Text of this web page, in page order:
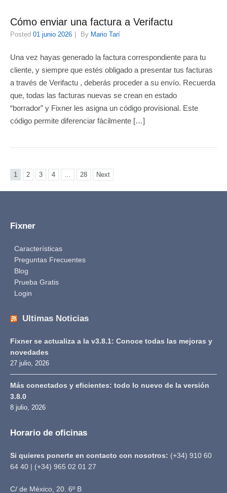
Cómo enviar una factura a Verifactu
Posted 01 junio 2026 By Mario Tarí
Una vez hayas generado la factura correspondiente para tu
cliente, y siempre que estés obligado a presentar tus facturas
a través de Verifactu , deberás proceder a su envío. Recuerda
que, todas las facturas nuevas se crean en estado
“borrador” y Fixner les asigna un código provisional. Este
código permite diferenciar fácilmente […]
1 2 3 4 … 28 Next
Fixner
Características
Preguntas Frecuentes
Blog
Prueba Gratis
Login
Ultimas Noticias
Fixner se actualiza a la v3.8.1: Conoce todas las mejoras y
novedades
27 julio, 2026
Más conectados y eficientes: todo lo nuevo de la versión
3.8.0
8 julio, 2026
Horario de oficinas
Si quieres ponerte en contacto con nosotros: (+34) 910 60
64 40 | (+34) 965 02 01 27
C/ de México, 20. 6º B